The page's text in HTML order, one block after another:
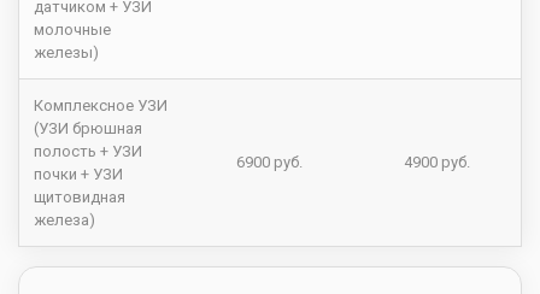
датчиком + УЗИ
молочные
железы)
Комплексное УЗИ
(УЗИ брюшная
полость + УЗИ
почки + УЗИ
щитовидная
железа)
6900 руб. 4900 руб.